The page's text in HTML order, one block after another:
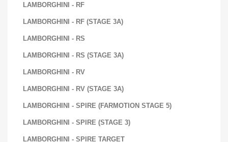
LAMBORGHINI - RF
LAMBORGHINI - RF (STAGE 3A)
LAMBORGHINI - RS
LAMBORGHINI - RS (STAGE 3A)
LAMBORGHINI - RV
LAMBORGHINI - RV (STAGE 3A)
LAMBORGHINI - SPIRE (FARMOTION STAGE 5)
LAMBORGHINI - SPIRE (STAGE 3)
LAMBORGHINI - SPIRE TARGET